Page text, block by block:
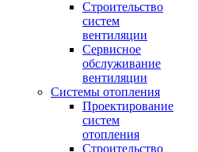
Строительство
систем
вентиляции
Сервисное
обслуживание
вентиляции
Системы отопления
Проектирование
систем
отопления
Строительство